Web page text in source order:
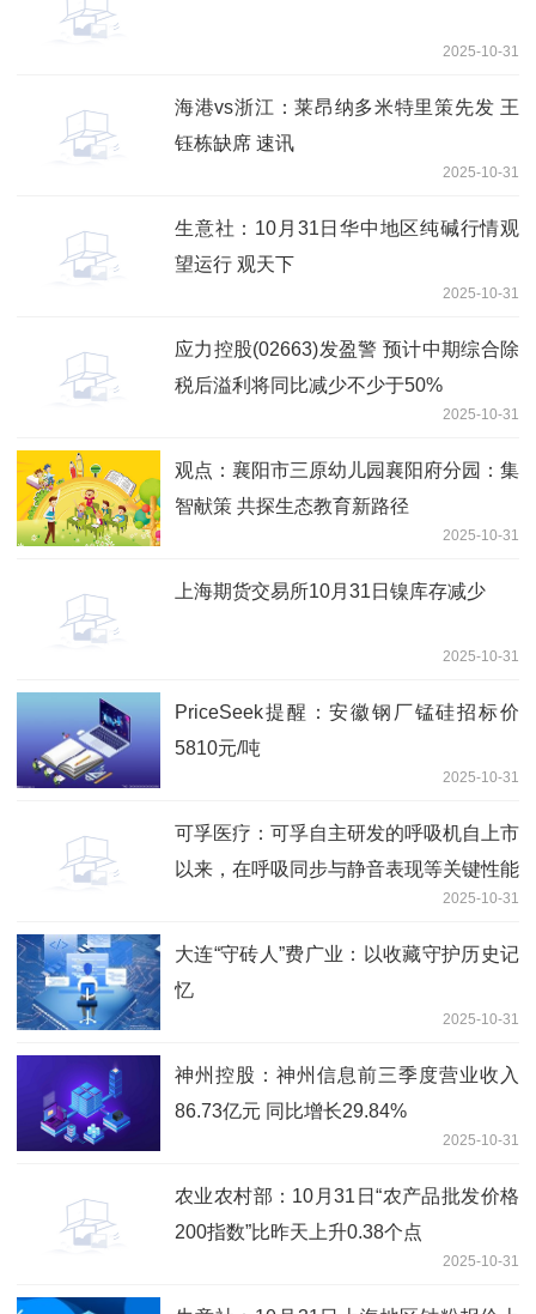
2025-10-31
海港vs浙江：莱昂纳多米特里策先发 王
钰栋缺席 速讯
2025-10-31
生意社：10月31日华中地区纯碱行情观
望运行 观天下
2025-10-31
应力控股(02663)发盈警 预计中期综合除
税后溢利将同比减少不少于50%
2025-10-31
观点：襄阳市三原幼儿园襄阳府分园：集
智献策 共探生态教育新路径
2025-10-31
上海期货交易所10月31日镍库存减少
2025-10-31
PriceSeek提醒：安徽钢厂锰硅招标价
5810元/吨
2025-10-31
可孚医疗：可孚自主研发的呼吸机自上市
以来，在呼吸同步与静音表现等关键性能
2025-10-31
大连“守砖人”费广业：以收藏守护历史记
忆
2025-10-31
神州控股：神州信息前三季度营业收入
86.73亿元 同比增长29.84%
2025-10-31
农业农村部：10月31日“农产品批发价格
200指数”比昨天上升0.38个点
2025-10-31